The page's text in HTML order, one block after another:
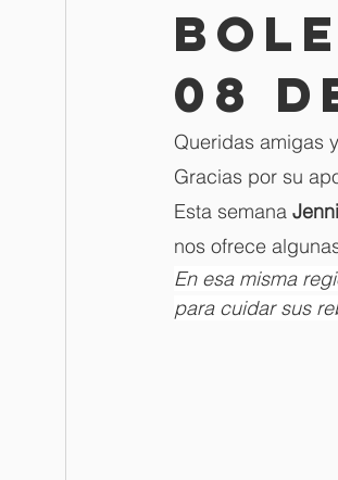
08
Queridas amigas
Gracias por su
Esta semana
nos ofrece
En esa misma
para cuidar sus